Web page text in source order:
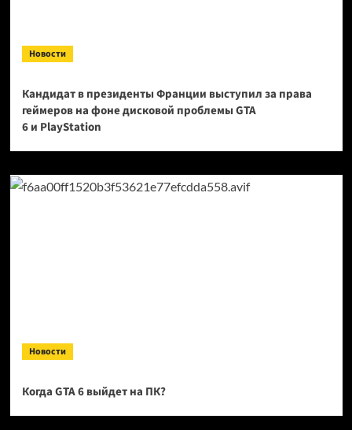
Новости
Кандидат в президенты Франции выступил за права
геймеров на фоне дисковой проблемы GTA
6 и PlayStation
Новости
Когда GTA 6 выйдет на ПК?